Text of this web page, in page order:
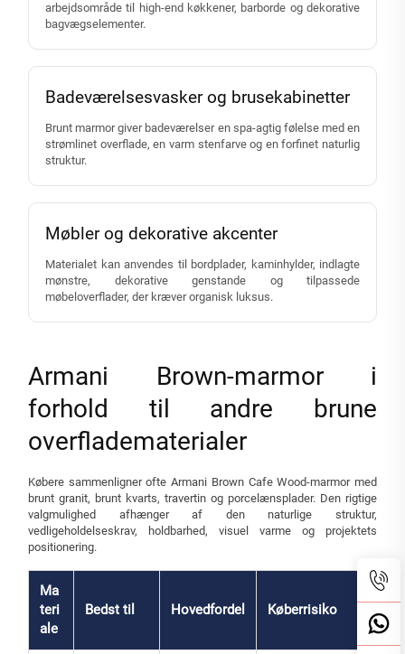
arbejdsområde til high-end køkkener, barborde og dekorative
bagvægselementer.
Badeværelsesvasker og brusekabinetter
Brunt marmor giver badeværelser en spa-agtig følelse med en
strømlinet overflade, en varm stenfarve og en forfinet naturlig
struktur.
Møbler og dekorative akcenter
Materialet kan anvendes til bordplader, kaminhylder, indlagte
mønstre, dekorative genstande og tilpassede
møbeloverflader, der kræver organisk luksus.
Armani Brown-marmor i
forhold til andre brune
overfladematerialer
Købere sammenligner ofte Armani Brown Cafe Wood-marmor med
brunt granit, brunt kvarts, travertin og porcelænsplader. Den rigtige
valgmulighed afhænger af den naturlige struktur,
vedligeholdelseskrav, holdbarhed, visuel varme og projektets
positionering.
Ma
teri
ale
Bedst til Hovedfordel Køberrisiko